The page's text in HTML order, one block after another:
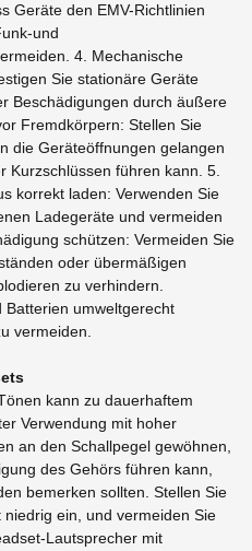
Geräte den EMV-Richtlinien
und
4. Mechanische
Sie stationäre Geräte
Beschädigungen durch äußere
Fremdkörpern: Stellen Sie
die Geräteöffnungen gelangen
Kurzschlüssen führen kann. 5.
korrekt laden: Verwenden Sie
Ladegeräte und vermeiden
schützen: Vermeiden Sie
oder übermäßigen
zu verhindern.
Batterien umweltgerecht
vermeiden.
kann zu dauerhaftem
Verwendung mit hoher
an den Schallpegel gewöhnen,
des Gehörs führen kann,
bemerken sollten. Stellen Sie
ein, und vermeiden Sie
Lautsprecher mit